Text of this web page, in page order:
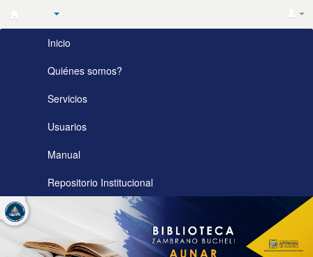
Biblioteca
Zambrano
Bucheli
AUNAR
Inicio
Quiénes somos?
Servicios
Usuarios
Manual
Repositorio Institucional